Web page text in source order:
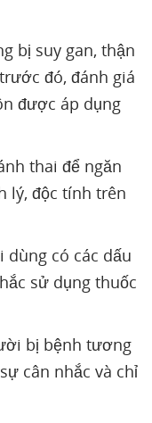
bị suy gan, thận
đó, đánh giá
được áp dụng
thai để ngăn
lý, độc tính trên
dùng có các dấu
sử dụng thuốc
bị bệnh tương
cân nhắc và chỉ